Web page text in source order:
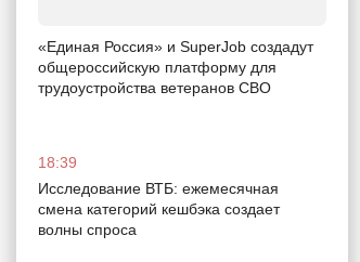
«Единая Россия» и SuperJob создадут
общероссийскую платформу для
трудоустройства ветеранов СВО
18:39
Исследование ВТБ: ежемесячная
смена категорий кешбэка создает
волны спроса